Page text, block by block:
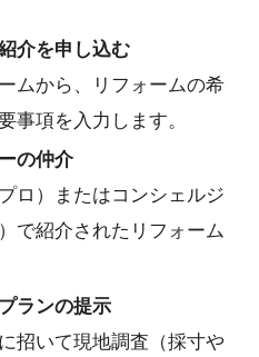
介を申し込む
ムから、リフォームの希
事項を入力します。
の仲介
ロ）またはコンシェルジ
で紹介されたリフォーム
ランの提示
招いて現地調査（採寸や